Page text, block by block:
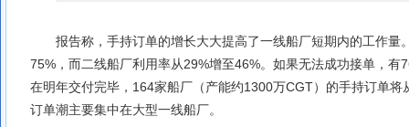
报告称，手持订单的增长大大提高了一线船厂短期内的工作
75%，而二线船厂利用率从29%增至46%。如果无法成功接单，
在明年交付完毕，164家船厂（产能约1300万CGT）的手持订单
订单潮主要集中在大型一线船厂。